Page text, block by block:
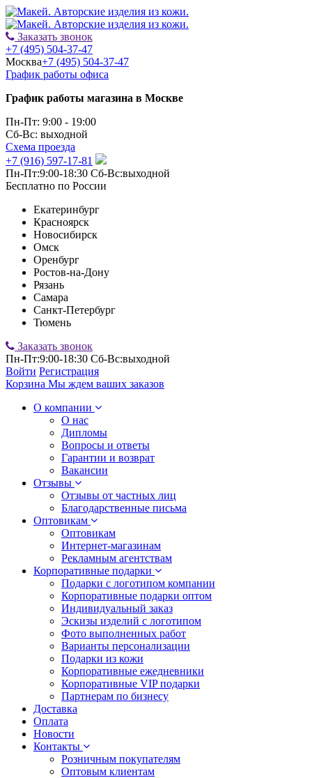
Заказать звонок
+7 (495) 504-37-47
Москва+7 (495) 504-37-47
График работы офиса
График работы магазина в Москве
Пн-Пт: 9:00 - 19:00
Сб-Вс: выходной
Схема проезда
+7 (916) 597-17-81
Пн-Пт:9:00-18:30 Сб-Вс:выходной
Бесплатно по России
Екатеринбург
Красноярск
Новосибирск
Омск
Оренбург
Ростов-на-Дону
Рязань
Самара
Санкт-Петербург
Тюмень
Заказать звонок
Пн-Пт:9:00-18:30 Сб-Вс:выходной
Войти Регистрация
Корзина Мы ждем ваших заказов
О компании
О нас
Дипломы
Вопросы и ответы
Гарантии и возврат
Вакансии
Отзывы
Отзывы от частных лиц
Благодарственные письма
Оптовикам
Оптовикам
Интернет-магазинам
Рекламным агентствам
Корпоративные подарки
Подарки с логотипом компании
Корпоративные подарки оптом
Индивидуальный заказ
Эскизы изделий с логотипом
Фото выполненных работ
Варианты персонализации
Подарки из кожи
Корпоративные ежедневники
Корпоративные VIP подарки
Партнерам по бизнесу
Доставка
Оплата
Новости
Контакты
Розничным покупателям
Оптовым клиентам